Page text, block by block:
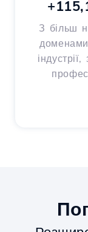
З більш